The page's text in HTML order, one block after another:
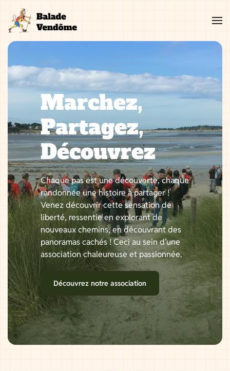
contenu
Marchez,
Partagez,
Découvrez
Chaque pas est une découverte, chaque
randonnée une histoire à partager !
Venez découvrir cette sensation de
liberté, ressentie en explorant de
nouveaux chemins, en découvrant des
panoramas cachés ! Ceci au sein d’une
association chaleureuse et passionnée.
Découvrez notre association